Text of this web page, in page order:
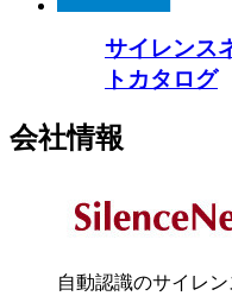
サイレンス
トカタログ
会社情報
自動認識のサイレン